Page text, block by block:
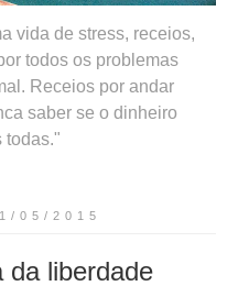
vida de stress, receios,
todos os problemas
Receios por andar
saber se o dinheiro
todas.
05/2015
da liberdade